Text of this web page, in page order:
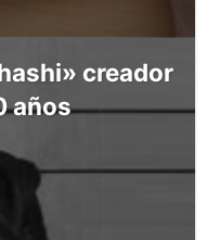
creador
años